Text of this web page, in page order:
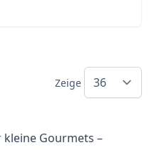
Zeige
Gourmets –